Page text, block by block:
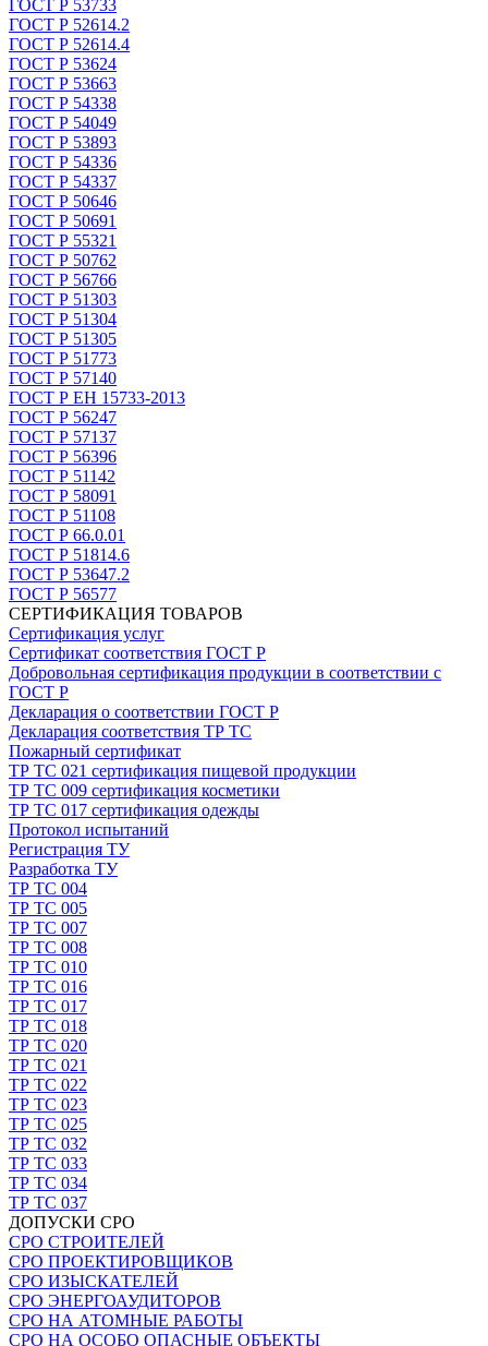
ГОСТ Р 53733
ГОСТ Р 52614.2
ГОСТ Р 52614.4
ГОСТ Р 53624
ГОСТ Р 53663
ГОСТ Р 54338
ГОСТ Р 54049
ГОСТ Р 53893
ГОСТ Р 54336
ГОСТ Р 54337
ГОСТ Р 50646
ГОСТ Р 50691
ГОСТ Р 55321
ГОСТ Р 50762
ГОСТ Р 56766
ГОСТ Р 51303
ГОСТ Р 51304
ГОСТ Р 51305
ГОСТ Р 51773
ГОСТ Р 57140
ГОСТ Р ЕН 15733-2013
ГОСТ Р 56247
ГОСТ Р 57137
ГОСТ Р 56396
ГОСТ Р 51142
ГОСТ Р 58091
ГОСТ Р 51108
ГОСТ Р 66.0.01
ГОСТ Р 51814.6
ГОСТ Р 53647.2
ГОСТ Р 56577
СЕРТИФИКАЦИЯ ТОВАРОВ
Сертификация услуг
Сертификат соответствия ГОСТ Р
Добровольная сертификация продукции в соответствии с
ГОСТ Р
Декларация о соответствии ГОСТ Р
Декларация соответствия ТР ТС
Пожарный сертификат
ТР ТС 021 сертификация пищевой продукции
ТР ТС 009 сертификация косметики
ТР ТС 017 сертификация одежды
Протокол испытаний
Регистрация ТУ
Разработка ТУ
ТР ТС 004
ТР ТС 005
ТР ТС 007
ТР ТС 008
ТР ТС 010
ТР ТС 016
ТР ТС 017
ТР ТС 018
ТР ТС 020
ТР ТС 021
ТР ТС 022
ТР ТС 023
ТР ТС 025
ТР ТС 032
ТР ТС 033
ТР ТС 034
ТР ТС 037
ДОПУСКИ СРО
СРО СТРОИТЕЛЕЙ
СРО ПРОЕКТИРОВЩИКОВ
СРО ИЗЫСКАТЕЛЕЙ
СРО ЭНЕРГОАУДИТОРОВ
СРО НА АТОМНЫЕ РАБОТЫ
СРО НА ОСОБО ОПАСНЫЕ ОБЪЕКТЫ